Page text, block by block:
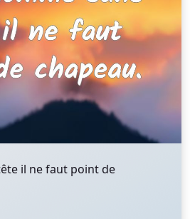
il ne faut point de